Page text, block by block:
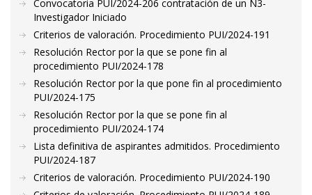
Convocatoria PUI/2024-206 contratación de un N3-
Investigador Iniciado
Criterios de valoración. Procedimiento PUI/2024-191
Resolución Rector por la que se pone fin al
procedimiento PUI/2024-178
Resolución Rector por la que pone fin al procedimiento
PUI/2024-175
Resolución Rector por la que se pone fin al
procedimiento PUI/2024-174
Lista definitiva de aspirantes admitidos. Procedimiento
PUI/2024-187
Criterios de valoración. Procedimiento PUI/2024-190